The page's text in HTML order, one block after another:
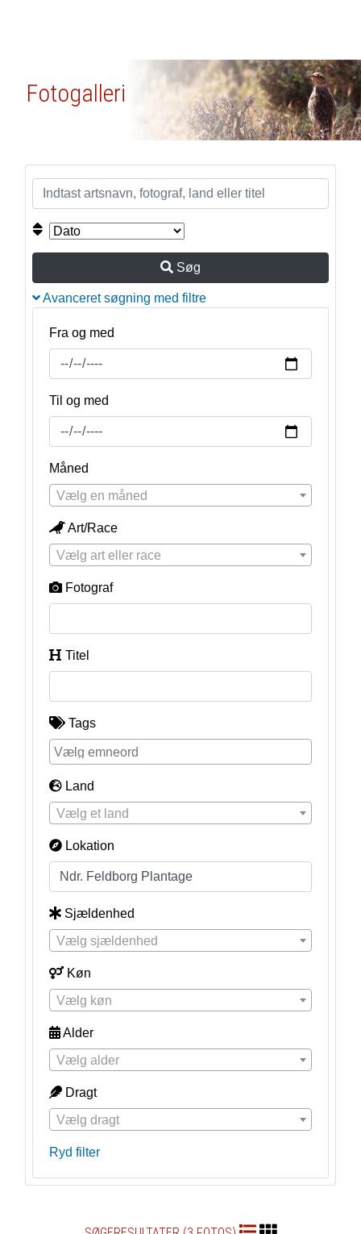
Fotogalleri
Søg
Avanceret søgning med filtre
Fra og med
Til og med
Måned
Vælg en måned
Art/Race
Vælg art eller race
Fotograf
Titel
Tags
Land
Vælg et land
Lokation
Sjældenhed
Vælg sjældenhed
Køn
Vælg køn
Alder
Vælg alder
Dragt
Vælg dragt
Ryd filter